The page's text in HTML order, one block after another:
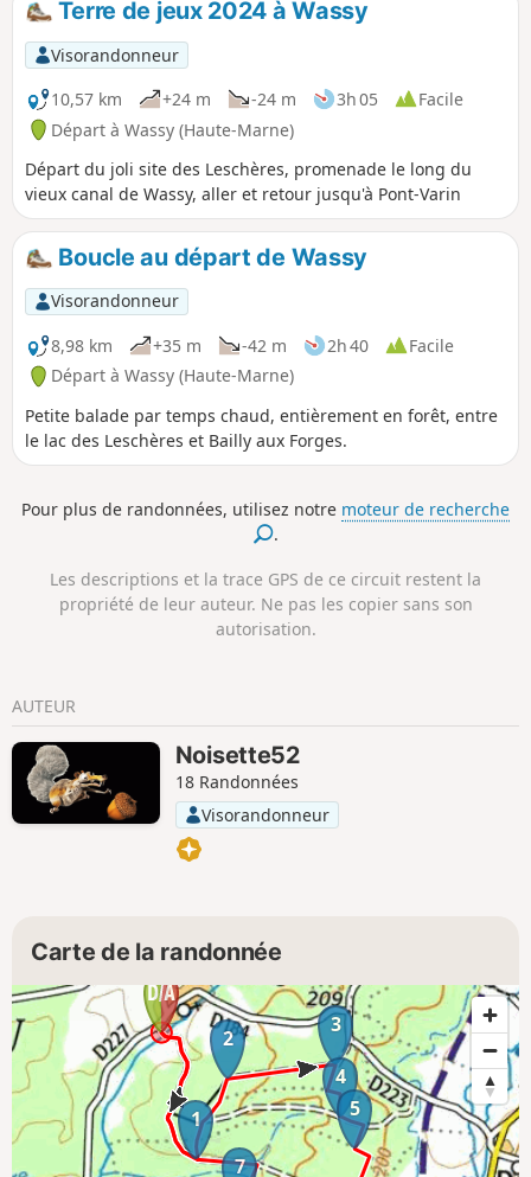
Terre de jeux 2024 à Wassy
Visorandonneur
10,57 km
+24 m -24 m 3h 05
Facile
Départ à Wassy (Haute-Marne)
Départ du joli site des Leschères, promenade le long du
vieux canal de Wassy, aller et retour jusqu'à Pont-Varin
Boucle au départ de Wassy
Visorandonneur
8,98 km
+35 m -42 m 2h 40
Facile
Départ à Wassy (Haute-Marne)
Petite balade par temps chaud, entièrement en forêt, entre
le lac des Leschères et Bailly aux Forges.
Pour plus de randonnées, utilisez notre moteur de recherche
.
Les descriptions et la trace GPS de ce circuit restent la
propriété de leur auteur. Ne pas les copier sans son
autorisation.
AUTEUR
Noisette52
18 Randonnées
Visorandonneur
Carte de la randonnée
1
2
3
4
5
7